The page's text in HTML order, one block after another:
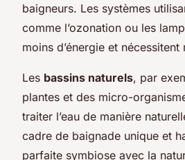
baigneurs. Les systèmes
comme l’ozonation ou les
moins d’énergie et nécessitent
Les bassins naturels, par
plantes et des micro-
traiter l’eau de manière
cadre de baignade unique et
parfaite symbiose avec la